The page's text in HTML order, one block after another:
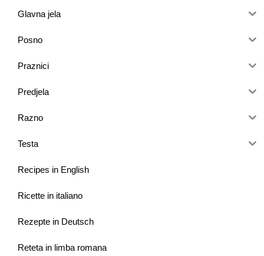
Glavna jela
Posno
Praznici
Predjela
Razno
Testa
Recipes in English
Ricette in italiano
Rezepte in Deutsch
Reteta in limba romana